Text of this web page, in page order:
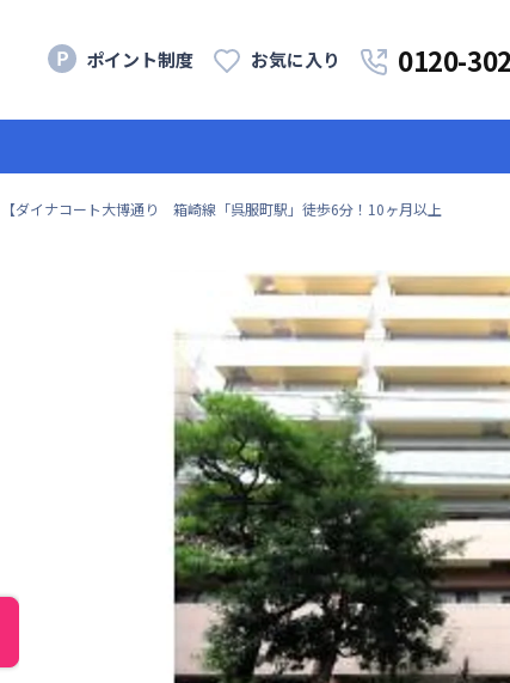
ポイント制度 お気に入り 0120-
【ダイナコート大博通り 箱崎線「呉服町駅」徒歩6分！10ヶ月以上